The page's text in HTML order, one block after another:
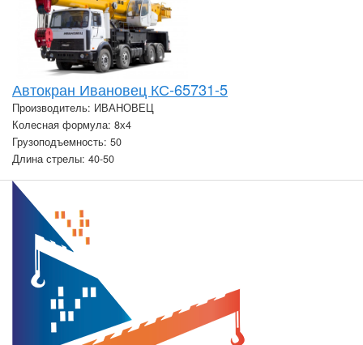
Автокран Ивановец КС-65731-5
Производитель: ИВАНОВЕЦ
Колесная формула: 8х4
Грузоподъемность: 50
Длина стрелы: 40-50